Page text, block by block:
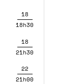
18
18h30
18
21h30
22
21h00